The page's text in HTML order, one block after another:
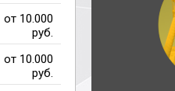
от 10.000
руб.
от 10.000
руб.